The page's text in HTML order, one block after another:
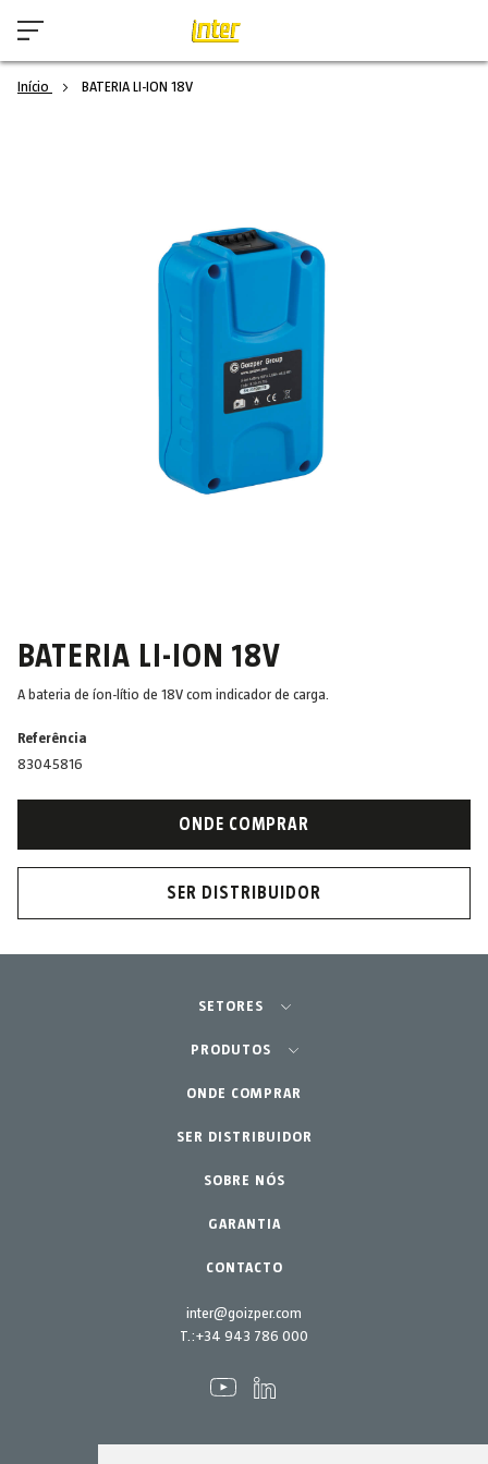
Início BATERIA LI-ION 18V
BATERIA LI-ION 18V
A bateria de íon-lítio de 18V com indicador de carga.
Referência
83045816
ONDE COMPRAR
SER DISTRIBUIDOR
inter@goizper.com
T.:+34 943 786 000
SETORES
Agricultura - Horta
Jardinagem Profissional
Lar - Jardim
PRODUTOS
Equipamentos
Acessórios
Peças de reposição
Kits de manutenção
ONDE COMPRAR
SER DISTRIBUIDOR
SOBRE NÓS
GARANTIA
CONTACTO